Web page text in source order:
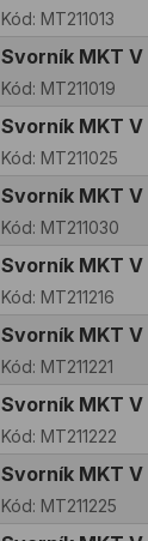
Kód: MT211013
Svorník MKT V
Kód: MT211019
Svorník MKT
Kód: MT211025
Svorník MKT
Kód: MT211030
Svorník MKT V
Kód: MT211216
Svorník MKT V
Kód: MT211221
Svorník MKT
Kód: MT211222
Svorník MKT
Kód: MT211225